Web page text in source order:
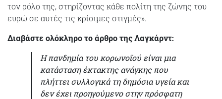
τον ρόλο της, στηρίζοντας κάθε πολίτη της ζώνης του
ευρώ σε αυτές τις κρίσιμες στιγμές».
Διαβάστε ολόκληρο το άρθρο της Λαγκάρντ:
Η πανδημία του κορωνοϊού είναι μια
κατάσταση έκτακτης ανάγκης που
πλήττει συλλογικά τη δημόσια υγεία και
δεν έχει προηγούμενο στην πρόσφατη